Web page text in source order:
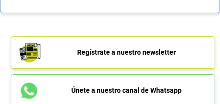
Regístrate a nuestro newsletter
Únete a nuestro canal de Whatsapp